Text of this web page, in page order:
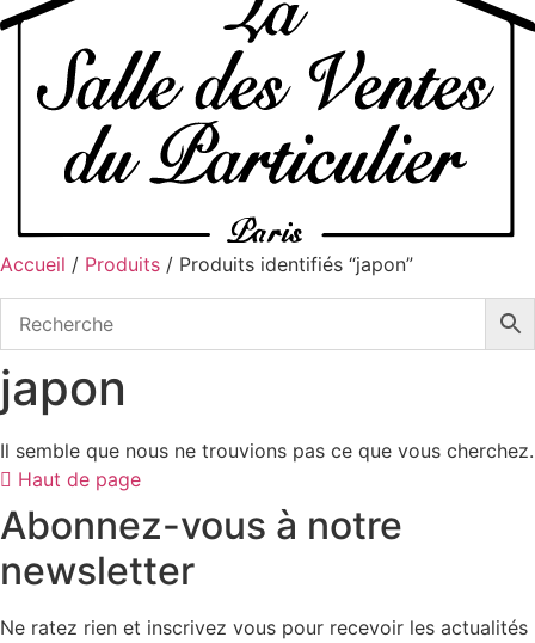
Accueil / Produits / Produits identifiés “japon”
japon
Il semble que nous ne trouvions pas ce que vous cherchez.
Haut de page
Abonnez-vous à notre
newsletter
Ne ratez rien et inscrivez vous pour recevoir les actualités